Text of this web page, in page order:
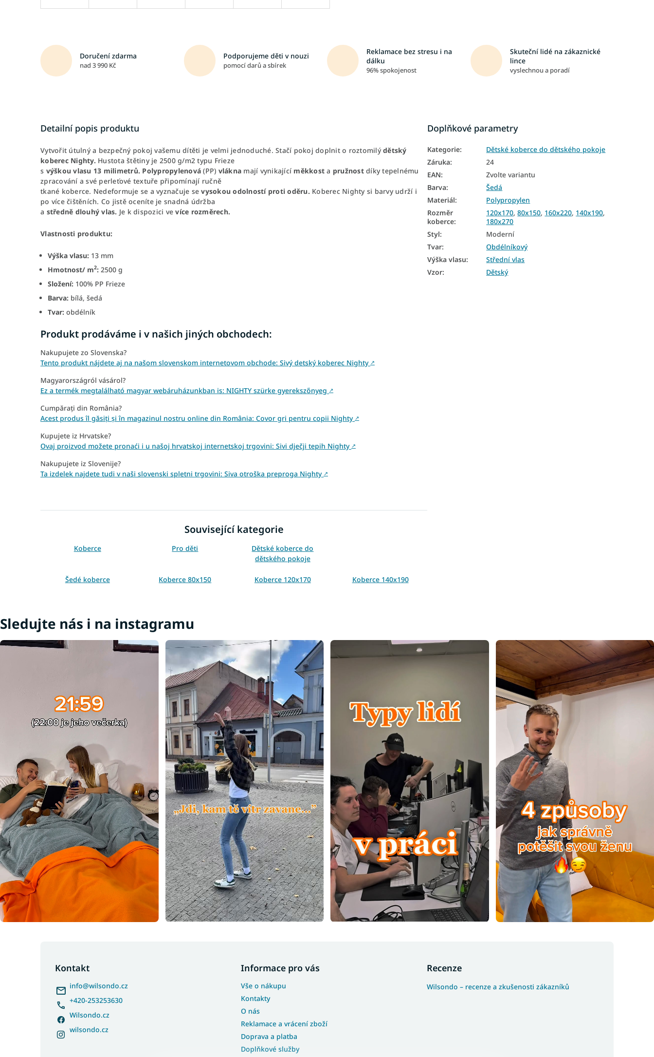
Doručení zdarma
nad 3 990 Kč
Podporujeme děti v nouzi
pomocí darů a sbírek
Reklamace bez stresu i na
dálku
96% spokojenost
Skuteční lidé na zákaznické
lince
vyslechnou a poradí
Detailní popis produktu
Vytvořit útulný a bezpečný pokoj vašemu dítěti je velmi jednoduché. Stačí pokoj doplnit o roztomilýdětský
koberec Nighty. Hustota štětiny je 2500 g/m2 typu Frieze
s výškou vlasu 13 milimetrů. Polypropylenová (PP) vlákna mají vynikající měkkost a pružnostdíky tepelnému
zpracování a své perleťové textuře připomínají ručně
tkané koberce. Nedeformuje se a vyznačuje sevysokou odolností proti oděru. Koberec Nighty si barvy udrží i
po více čištěních. Co jistě oceníte je snadná údržba
a středně dlouhý vlas. Je k dispozici vevíce rozměrech.
Vlastnosti produktu:
Výška vlasu: 13 mm
Hmotnost/ m2: 2500 g
Složení: 100% PP Frieze
Barva: bílá, šedá
Tvar: obdélník
Produkt prodáváme i v našich jiných obchodech:
Nakupujete zo Slovenska?
Tento produkt nájdete aj na našom slovenskom internetovom obchode: Sivý detský koberec Nighty ↗
Magyarországról vásárol?
Ez a termék megtalálható magyar webáruházunkban is: NIGHTY szürke gyerekszőnyeg ↗
Cumpărați din România?
Acest produs îl găsiți și în magazinul nostru online din România: Covor gri pentru copii Nighty ↗
Kupujete iz Hrvatske?
Ovaj proizvod možete pronaći i u našoj hrvatskoj internetskoj trgovini: Sivi dječji tepih Nighty ↗
Nakupujete iz Slovenije?
Ta izdelek najdete tudi v naši slovenski spletni trgovini: Siva otroška preproga Nighty ↗
Související kategorie
Koberce Pro děti
Dětské koberce do
dětského pokoje
Šedé koberce Koberce 80x150 Koberce 120x170
Koberce 140x190
Doplňkové parametry
Kategorie:
Dětské koberce do dětského pokoje
Záruka:
24
EAN:
Zvolte variantu
Barva:
Šedá
Materiál:
Polypropylen
Rozměr
koberce:
120x170,80x150, 160x220, 140x190,
180x270
Styl:
Moderní
Tvar:
Obdélníkový
Výška vlasu:
Střední vlas
Vzor: Dětský
Sledujte nás i na instagramu
Kontakt
info@wilsondo.cz
+420-253253630
Wilsondo.cz
wilsondo.cz
Informace pro vás
Vše o nákupu
Kontakty
O nás
Reklamace a vrácení zboží
Doprava a platba
Doplňkové služby
Recenze
Wilsondo – recenze a zkušenosti zákazníků